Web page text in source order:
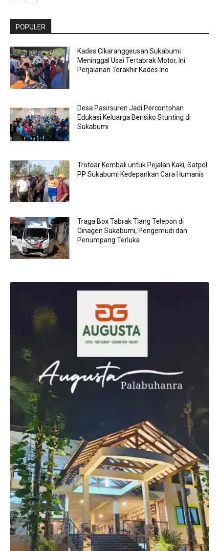
POPULER
Kades Cikaranggeusan Sukabumi
Meninggal Usai Tertabrak Motor, Ini
Perjalanan Terakhir Kades Ino
Desa Pasirsuren Jadi Percontohan
Edukasi Keluarga Berisiko Stunting di
Sukabumi
Trotoar Kembali untuk Pejalan Kaki, Satpol
PP Sukabumi Kedepankan Cara Humanis
Traga Box Tabrak Tiang Telepon di
Cinagen Sukabumi, Pengemudi dan
Penumpang Terluka